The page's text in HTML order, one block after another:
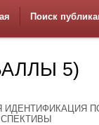
Поиск
5)
ИДЕНТИФИКАЦИЯ